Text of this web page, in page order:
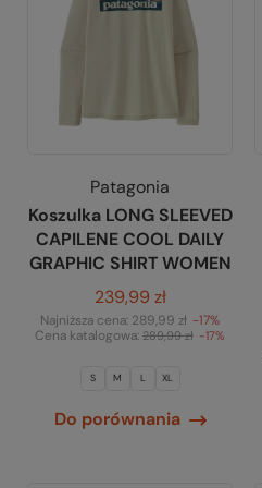
Patagonia
Koszulka LONG SLEEVED
CAPILENE COOL DAILY
GRAPHIC SHIRT WOMEN
239,99 zł
Najniższa cena: 289,99 zł -17%
Cena katalogowa: 289,99 zł -17%
S M L XL
Do porównania